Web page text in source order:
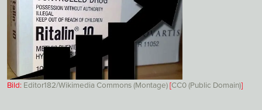
Bild: Editor182/Wikimedia Commons (Montage)[CC0 (Public Domain)]